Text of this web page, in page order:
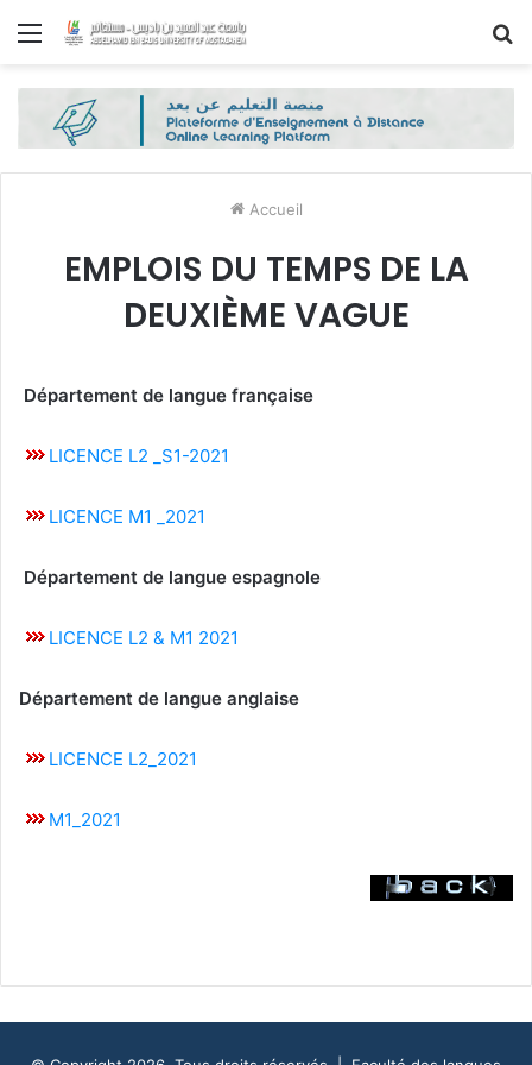
Menu
Accueil
EMPLOIS DU TEMPS DE LA
DEUXIÈME VAGUE
Département de langue française
LICENCE L2 _S1-2021
LICENCE M1 _2021
Département de langue espagnole
LICENCE L2 & M1 2021
Département de langue anglaise
LICENCE L2_2021
M1_2021